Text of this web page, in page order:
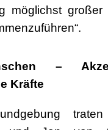
möglichst großer
–
Kräfte